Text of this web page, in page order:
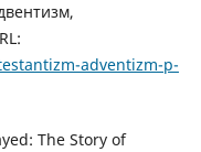
adventizm-p-
The Story of